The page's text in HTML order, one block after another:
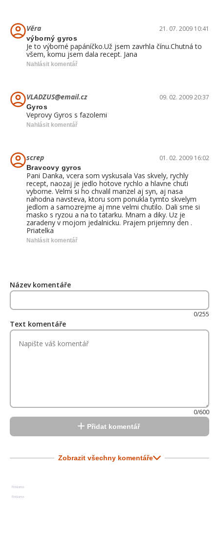
Věra 21. 07. 2009 10:41
výborný gyros
Je to výborné papáníčko.Už jsem zavrhla čínu.Chutná to
všem, komu jsem dala recept. Jana
Nahlásit komentář
VLADZUS@email.cz 09. 02. 2009 20:37
Gyros
Veprovy Gyros s fazolemi
Nahlásit komentář
screp 01. 02. 2009 16:02
Bravcovy gyros
Pani Danka, vcera som vyskusala Vas skvely, rychly
recept, naozaj je jedlo hotove rychlo a hlavne chuti
vyborne. Velmi si ho chvalil manzel aj syn, aj nasa
nahodna navsteva, ktoru som ponukla tymto skvelym
jedlom a samozrejme aj mne velmi chutilo. Dali sme si
masko s ryzou a na to tatarku. Mnam a diky. Uz je
zaradeny v mojom jedalnicku. Prajem prijemny den .
Priatelka
Nahlásit komentář
Název komentáře
0/255
Text komentáře
0/600
Přidat komentář
Zobrazit všechny komentáře
Reklama
Reklama